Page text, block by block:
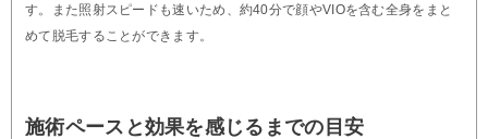
す。また照射スピードも速いため、約40分で顔やVIOを含む全身をまと
めて脱毛することができます。
施術ペースと効果を感じるまでの目安